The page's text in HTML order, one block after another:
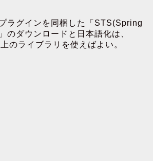
ラグインを同梱した「STS(Spring
のダウンロードと日本語化は、
のライブラリを使えばよい。